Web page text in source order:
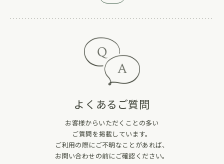
よくあるご質問
お客様からいただくことの多い
ご質問を掲載しています。
ご利用の際にご不明なことがあれば、
お問い合わせの前にご確認ください。